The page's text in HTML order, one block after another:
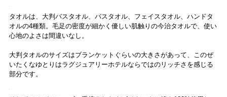
す。
壁面のガラスはスイッチひとつですりガラスに切り替えることができ
気のまま楽しみたいところ。窓の外の夜景を眺めながらのバスタイ
ム……素敵ですよね。